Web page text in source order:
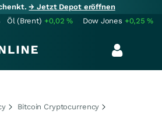
→ Jetzt Depot eröffnen
Öl (Brent) +0,02% Dow Jones +0,25%
Bitcoin Cryptocurrency